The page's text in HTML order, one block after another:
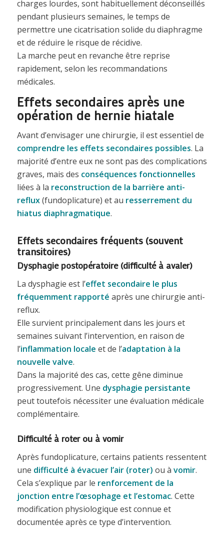
charges lourdes, sont habituellement déconseillés
pendant plusieurs semaines, le temps de
permettre une cicatrisation solide du diaphragme
et de réduire le risque de récidive.
La marche peut en revanche être reprise
rapidement, selon les recommandations
médicales.
Effets secondaires après une
opération de hernie hiatale
Avant d’envisager une chirurgie, il est essentiel de
comprendre les effets secondaires possibles. La
majorité d’entre eux ne sont pas des complications
graves, mais des conséquences fonctionnelles
liées à la reconstruction de la barrière anti-
reflux(fundoplicature) et au resserrement du
hiatus diaphragmatique.
Effets secondaires fréquents (souvent
transitoires)
Dysphagie postopératoire (difficulté à avaler)
La dysphagie est l’effet secondaire le plus
fréquemment rapporté après une chirurgie anti-
reflux.
Elle survient principalement dans les jours et
semaines suivant l’intervention, en raison de
l’inflammation locale et de l’adaptation à la
nouvelle valve.
Dans la majorité des cas, cette gêne diminue
progressivement. Une dysphagie persistante
peut toutefois nécessiter une évaluation médicale
complémentaire.
Difficulté à roter ou à vomir
Après fundoplicature, certains patients ressentent
une difficulté à évacuer l’air (roter) ou à vomir.
Cela s’explique par le renforcement de la
jonction entre l’œsophage et l’estomac. Cette
modification physiologique est connue et
documentée après ce type d’intervention.